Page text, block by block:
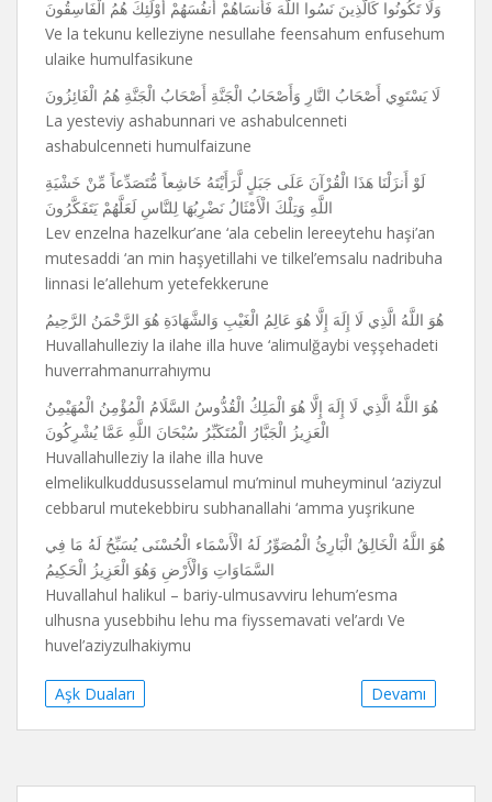
وَلَا تَكُونُوا كَالَّذِينَ نَسُوا اللَّهَ فَأَنسَاهُمْ أَنفُسَهُمْ أُوْلَئِكَ هُمُ الْفَاسِقُونَ
Ve la tekunu kelleziyne nesullahe feensahum enfusehum
ulaike humulfasikune
لَا يَسْتَوِي أَصْحَابُ النَّارِ وَأَصْحَابُ الْجَنَّةِ أَصْحَابُ الْجَنَّةِ هُمُ الْفَائِزُونَ
La yesteviy ashabunnari ve ashabulcenneti
ashabulcenneti humulfaizune
لَوْ أَنزَلْنَا هَذَا الْقُرْآنَ عَلَى جَبَلٍ لَّرَأَيْتَهُ خَاشِعاً مُّتَصَدِّعاً مِّنْ خَشْيَةِ
اللَّهِ وَتِلْكَ الْأَمْثَالُ نَضْرِبُهَا لِلنَّاسِ لَعَلَّهُمْ يَتَفَكَّرُونَ
Lev enzelna hazelkur’ane ‘ala cebelin lereeytehu haşi’an
mutesaddi ‘an min haşyetillahi ve tilkel’emsalu nadribuha
linnasi le’allehum yetefekkerune
هُوَ اللَّهُ الَّذِي لَا إِلَهَ إِلَّا هُوَ عَالِمُ الْغَيْبِ وَالشَّهَادَةِ هُوَ الرَّحْمَنُ الرَّحِيمُ
Huvallahulleziy la ilahe illa huve ‘alimulğaybi veşşehadeti
huverrahmanurrahıymu
هُوَ اللَّهُ الَّذِي لَا إِلَهَ إِلَّا هُوَ الْمَلِكُ الْقُدُّوسُ السَّلَامُ الْمُؤْمِنُ الْمُهَيْمِنُ
الْعَزِيزُ الْجَبَّارُ الْمُتَكَبِّرُ سُبْحَانَ اللَّهِ عَمَّا يُشْرِكُونَ
Huvallahulleziy la ilahe illa huve
elmelikulkuddususselamul mu’minul muheyminul ‘aziyzul
cebbarul mutekebbiru subhanallahi ‘amma yuşrikune
هُوَ اللَّهُ الْخَالِقُ الْبَارِئُ الْمُصَوِّرُ لَهُ الْأَسْمَاء الْحُسْنَى يُسَبِّحُ لَهُ مَا فِي
السَّمَاوَاتِ وَالْأَرْضِ وَهُوَ الْعَزِيزُ الْحَكِيمُ
Huvallahul halikul – bariy-ulmusavviru lehum’esma
ulhusna yusebbihu lehu ma fiyssemavati vel’ardı Ve
huvel’aziyzulhakiymu
Devamı
Aşk Duaları